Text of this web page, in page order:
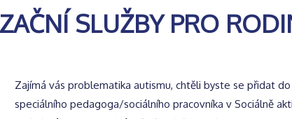
SLUŽBY PRO
Zajímá vás problematika autismu, chtěli byste se přidat
speciálního pedagoga/sociálního pracovníka v Sociálně